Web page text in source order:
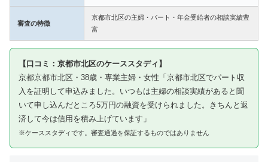
審査の特徴
京都市北区の主婦・パート・年金受給者の相談実績豊
富
【口コミ：京都市北区のケーススタディ】
京都京都市北区・38歳・専業主婦・女性「京都市北区でパート収
入を証明して申込みました。いつもは主婦の相談実績があると聞
いて申し込んだところ5万円の融資を受けられました。きちんと返
済して今は信用を積み上げています」
※ケーススタディです。審査通過を保証するものではありません